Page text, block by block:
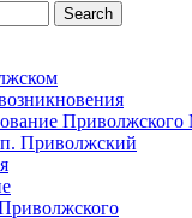
Приволжский